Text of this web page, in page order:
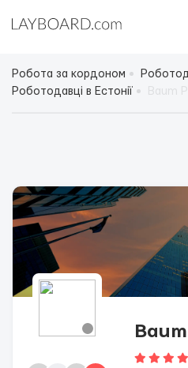
Робота за кордоном
Роботодавці в Естонії